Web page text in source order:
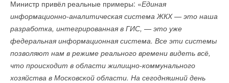
Министр привёл реальные примеры: «Единая
информационно-аналитическая система ЖКХ — это наша
разработка, интегрированная в ГИС, — это уже
федеральная информационная система. Все эти системы
позволяют нам в режиме реального времени видеть всё,
что происходит в области жилищно-коммунального
хозяйства в Московской области. На сегодняшний день
Уведомления отключены
Комментарии